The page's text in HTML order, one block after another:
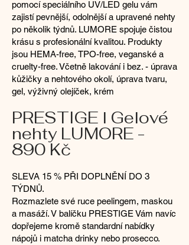
pomocí speciálního UV/LED gelu vám
zajistí pevnější, odolnější a upravené nehty
po několik týdnů. LUMORE spojuje čistou
krásu s profesionální kvalitou. Produkty
jsou HEMA-free, TPO-free, veganské a
cruelty-free. Včetně lakování i bez. - úprava
kůžičky a nehtového okolí, úprava tvaru,
gel, výživný olejíček, krém
PRESTIGE l Gelové
nehty LUMORE -
890 Kč
SLEVA 15 % PŘI DOPLNĚNÍ DO 3
TÝDNŮ.
Rozmazlete své ruce peelingem, maskou
a masáží. V balíčku PRESTIGE Vám navíc
dopřejeme kromě standardní nabídky
nápojů i matcha drinky nebo prosecco.